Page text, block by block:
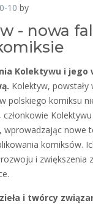
10 by
- nowa
Kolektywu i jego
Kolektyw, powstały
polskiego komiksu
członkowie
wprowadzając nowe
komiksów.
i zwiększenia
i twórcy